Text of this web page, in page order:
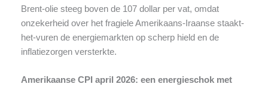
Brent-olie steeg boven de 107 dollar per vat, omdat
onzekerheid over het fragiele Amerikaans-Iraanse staakt-
het-vuren de energiemarkten op scherp hield en de
inflatiezorgen versterkte.
Amerikaanse CPI april 2026: een energieschok met